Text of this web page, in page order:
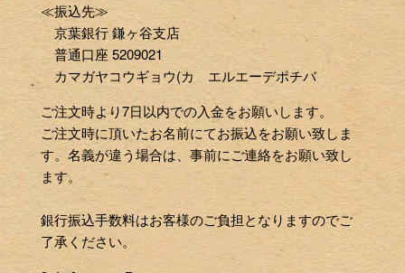
≪振込先≫
京葉銀行 鎌ヶ谷支店
普通口座 5209021
カマガヤコウギョウ(カ エルエーデポチバ
ご注文時より7日以内での入金をお願いします。
ご注文時に頂いたお名前にてお振込をお願い致しま
す。名義が違う場合は、事前にご連絡をお願い致し
ます。
銀行振込手数料はお客様のご負担となりますのでご
了承ください。